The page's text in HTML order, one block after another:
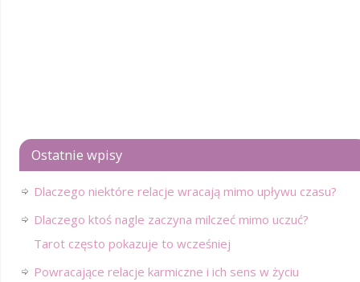
Ostatnie wpisy
Dlaczego niektóre relacje wracają mimo upływu czasu?
Dlaczego ktoś nagle zaczyna milczeć mimo uczuć?
Tarot często pokazuje to wcześniej
Powracające relacje karmiczne i ich sens w życiu